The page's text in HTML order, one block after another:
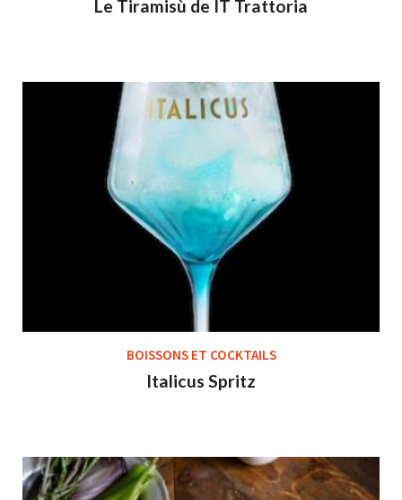
Le Tiramisù de IT Trattoria
BOISSONS ET COCKTAILS
Italicus Spritz